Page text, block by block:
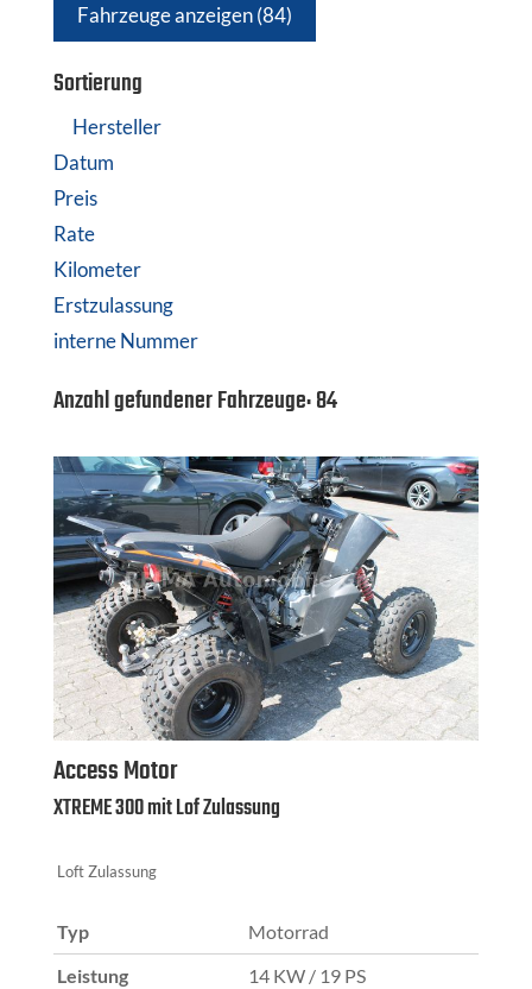
Fahrzeuge anzeigen(84)
Sortierung
Hersteller
Datum
Preis
Rate
Kilometer
Erstzulassung
interne Nummer
Anzahl gefundener Fahrzeuge:84
Access Motor
XTREME 300 mit Lof Zulassung
Loft Zulassung
Typ Motorrad
Leistung 14 KW / 19 PS